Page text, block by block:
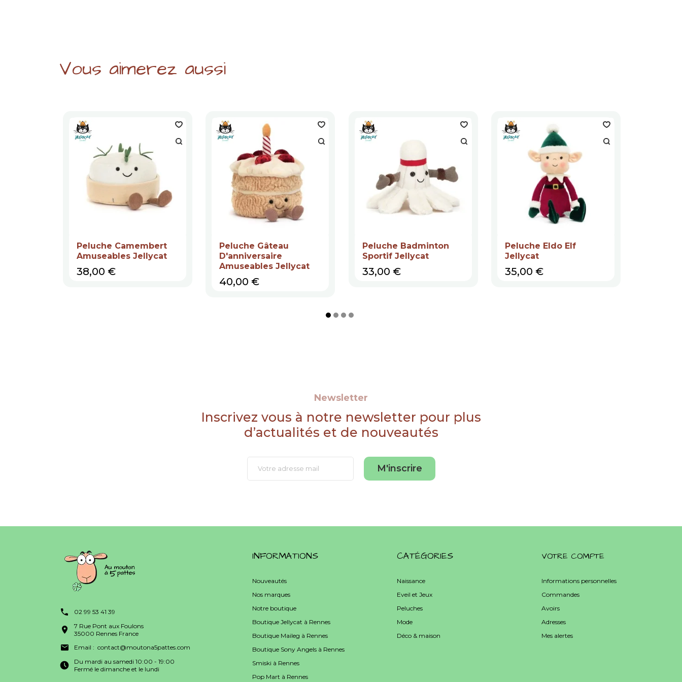
Vous aimerez aussi
Peluche Camembert
Amuseables Jellycat
Prix
38,00 €
Peluche Gâteau
D'anniversaire
Amuseables Jellycat
Prix
40,00 €
Peluche Badminton
Sportif Jellycat
Prix
33,00 €
Peluche Eldo Elf
Jellycat
Prix
35,00 €
Newsletter
Inscrivez vous à notre newsletter pour plus
d’actualités et de nouveautés
M'inscrire
02 99 53 41 39
7 Rue Pont aux Foulons
35000 Rennes France
Email : contact@moutona5pattes.com
Du mardi au samedi 10:00 - 19:00
Fermé le dimanche et le lundi
INFORMATIONS
Nouveautés
Nos marques
Notre boutique
Boutique Jellycat à Rennes
Boutique Maileg à Rennes
Boutique Sony Angels à Rennes
Smiski à Rennes
Pop Mart à Rennes
CATÉGORIES
Naissance
Eveil et Jeux
Peluches
Mode
Déco & maison
VOTRE COMPTE
Informations personnelles
Commandes
Avoirs
Adresses
Mes alertes